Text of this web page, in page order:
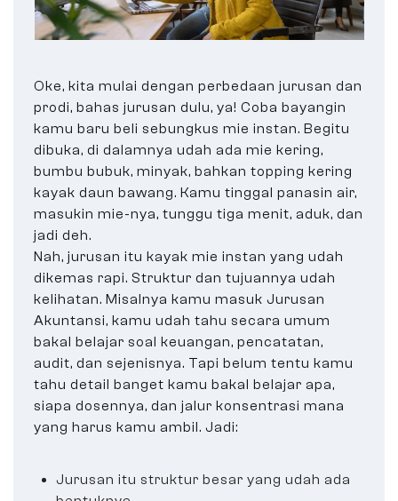
Oke, kita mulai dengan perbedaan jurusan dan
prodi, bahas jurusan dulu, ya! Coba bayangin
kamu baru beli sebungkus mie instan. Begitu
dibuka, di dalamnya udah ada mie kering,
bumbu bubuk, minyak, bahkan topping kering
kayak daun bawang. Kamu tinggal panasin air,
masukin mie-nya, tunggu tiga menit, aduk, dan
jadi deh.
Nah, jurusan itu kayak mie instan yang udah
dikemas rapi. Struktur dan tujuannya udah
kelihatan. Misalnya kamu masuk Jurusan
Akuntansi, kamu udah tahu secara umum
bakal belajar soal keuangan, pencatatan,
audit, dan sejenisnya. Tapi belum tentu kamu
tahu detail banget kamu bakal belajar apa,
siapa dosennya, dan jalur konsentrasi mana
yang harus kamu ambil. Jadi:
Jurusan itu struktur besar yang udah ada